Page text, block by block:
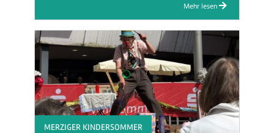
Mehr lesen
MERZIGER KINDERSOMMER